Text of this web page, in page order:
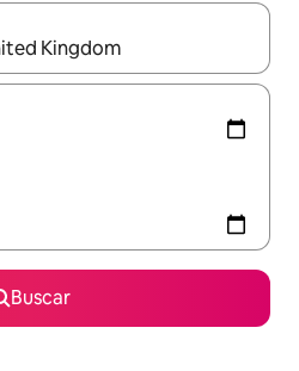
disponibles, podrás navegar
Buscar